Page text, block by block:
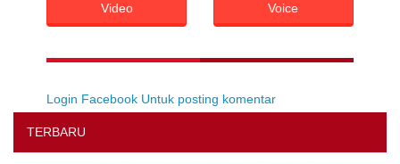
Video Voice
Login Facebook Untuk posting komentar
TERBARU